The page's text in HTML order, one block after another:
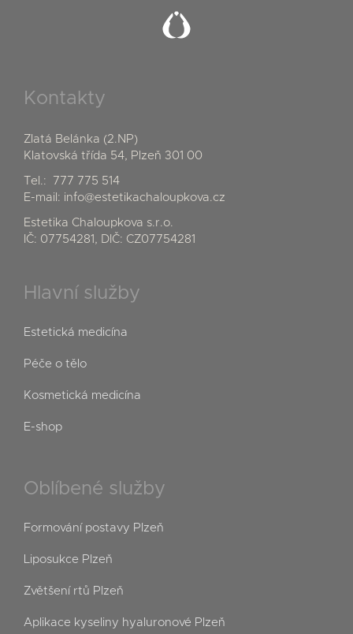
Kontakty
Zlatá Belánka (2.NP)
Klatovská třída 54, Plzeň 301 00
Tel.:
777 775 514
E-mail: info@estetikachaloupkova.cz
Estetika Chaloupkova s.r.o.
IČ: 07754281, DIČ: CZ07754281
Hlavní služby
Estetická medicína
Péče o tělo
Kosmetická medicína
E-shop
Oblíbené služby
Formování postavy Plzeň
Liposukce Plzeň
Zvětšení rtů Plzeň
Aplikace kyseliny hyaluronové Plzeň